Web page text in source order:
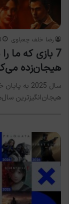
رضا خلف چعباوی
هیجان‌زده
سال 2025
هیجان‌انگیزترین